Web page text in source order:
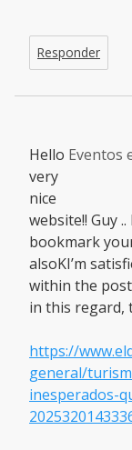
Responder
Eventos
Hello
very
nice
website!! Guy
bookmark
alsoKI’m
within the
in this regard,
https://
general/
inesperados-